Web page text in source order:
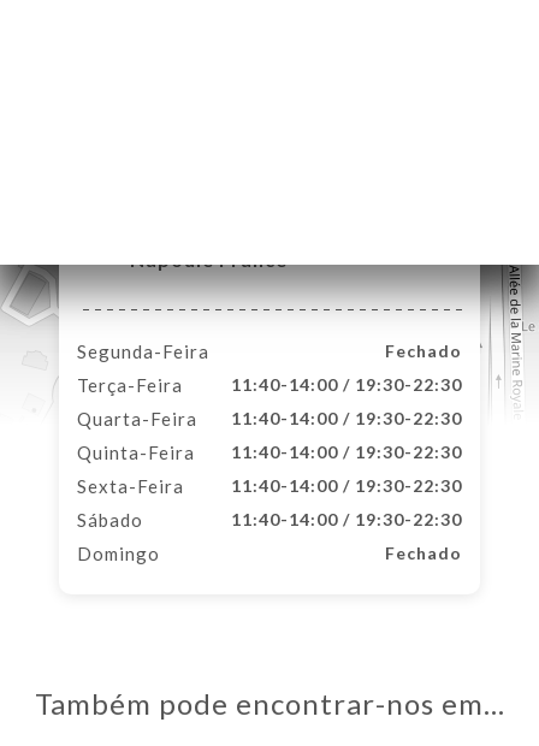
Napoule France
Segunda-Feira Fechado
Terça-Feira 11:40-14:00 / 19:30-22:30
Quarta-Feira 11:40-14:00 / 19:30-22:30
Quinta-Feira 11:40-14:00 / 19:30-22:30
Sexta-Feira 11:40-14:00 / 19:30-22:30
Sábado 11:40-14:00 / 19:30-22:30
Domingo Fechado
Também pode encontrar-nos em…